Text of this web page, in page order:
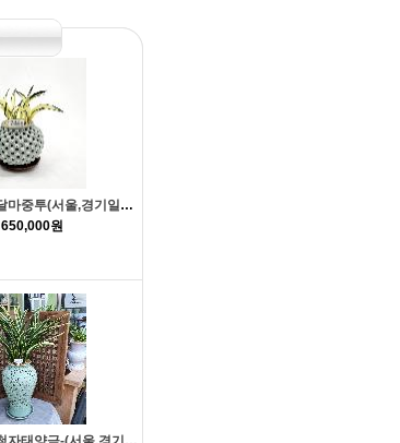
이천작품도자기 달마중투(서울,경기일부 배송가능)
650,000원